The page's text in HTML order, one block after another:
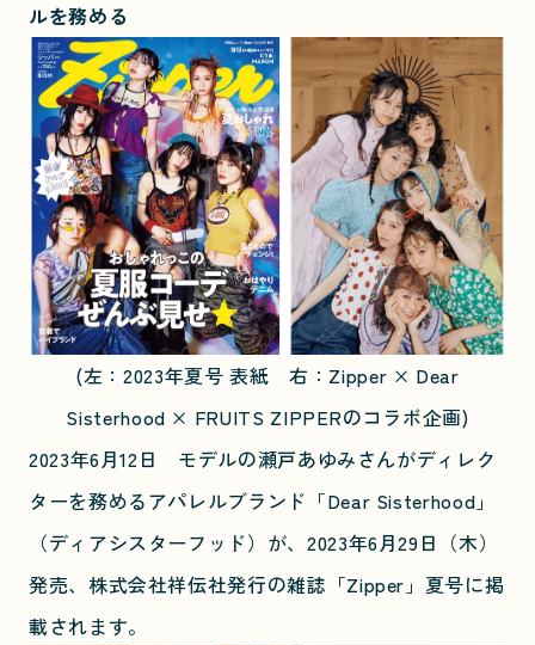
ルを務める
(左：2023年夏号 表紙 右：Zipper × Dear
Sisterhood × FRUITS ZIPPERのコラボ企画)
2023年6月12日 モデルの瀬戸あゆみさんがディレク
ターを務めるアパレルブランド「Dear Sisterhood」
（ディアシスターフッド）が、2023年6月29日（木）
発売、株式会社祥伝社発行の雑誌「Zipper」夏号に掲
載されます。